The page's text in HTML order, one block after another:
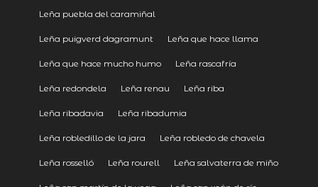
Leña puebla del caramiñal
Leña puigverd dagramunt Leña que hace llama
Leña que hace mucho humo Leña rascafría
Leña redondela Leña renau Leña riba
Leña ribadavia Leña ribadumia
Leña robledillo de la jara Leña robledo de chavela
Leña rosselló Leña rourell Leña salvaterra de miño